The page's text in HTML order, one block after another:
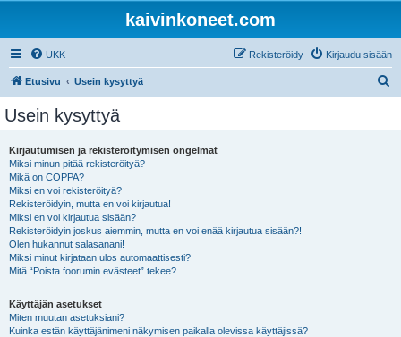
kaivinkoneet.com
UKK Kirjaudu sisään
Rekisteröidy
Etusivu Usein kysyttyä
Usein kysyttyä
Kirjautumisen ja rekisteröitymisen ongelmat
Miksi minun pitää rekisteröityä?
Mikä on COPPA?
Miksi en voi rekisteröityä?
Rekisteröidyin, mutta en voi kirjautua!
Miksi en voi kirjautua sisään?
Rekisteröidyin joskus aiemmin, mutta en voi enää kirjautua sisään?!
Olen hukannut salasanani!
Miksi minut kirjataan ulos automaattisesti?
Mitä “Poista foorumin evästeet” tekee?
Käyttäjän asetukset
Miten muutan asetuksiani?
Kuinka estän käyttäjänimeni näkymisen paikalla olevissa käyttäjissä?